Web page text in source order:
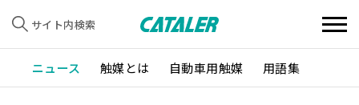
サイト内検索
ニュース 触媒とは 自動車用触媒 用語集